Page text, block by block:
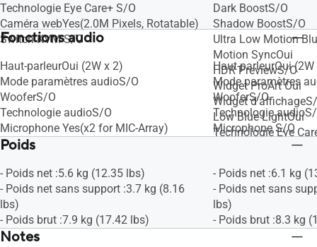
Technologie Eye Care+ S/O
Caméra webYes(2.0M Pixels, Rotatable)
Switch KVM S/O
Dark BoostS/O
Shadow BoostS/O
Ultra Low Motion
Motion SyncOui
HDR PreviewS/O
Widget ProArt Oui
Widget
Low Blue LightOui
Technologie Eye
Caméra webS/O
Fonctions audio
Haut-parleurOui (2W x 2)
Mode paramètres audioS/O
WooferS/O
Technologie audioS/O
Microphone Yes(x2 for MIC-Array)
Haut-parleurOui
Mode paramètres
WooferS/O
Technologie
Microphone S/O
Poids
- Poids net :5.6 kg (12.35 lbs)
- Poids net sans support :3.7 kg (8.16
lbs)
- Poids brut :7.9 kg (17.42 lbs)
- Poids net :6.1 kg
- Poids net sans
lbs)
- Poids brut :8.3 kg
Notes